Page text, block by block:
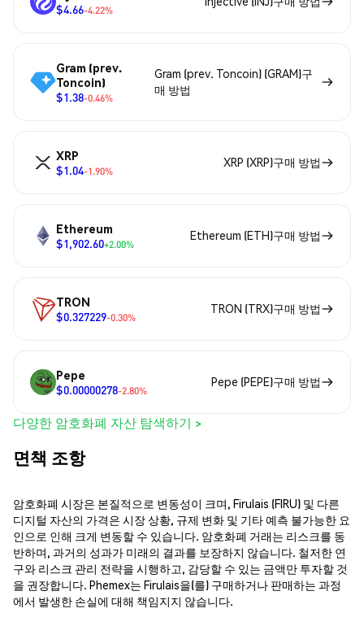
$4.66-4.22%
Gram (prev.
Toncoin)
$1.38-0.46%
Gram (prev. Toncoin) (GRAM)구
매 방법
XRP
$1.04-1.90%
XRP (XRP)구매 방법
Ethereum
$1,902.60+2.00%
Ethereum (ETH)구매 방법
TRON
$0.327229-0.30%
TRON (TRX)구매 방법
Pepe
$0.00000278-2.80%
Pepe (PEPE)구매 방법
다양한 암호화폐 자산 탐색하기 >
면책 조항
암호화폐 시장은 본질적으로 변동성이 크며, Firulais (FIRU) 및 다른
디지털 자산의 가격은 시장 상황, 규제 변화 및 기타 예측 불가능한 요
인으로 인해 크게 변동할 수 있습니다. 암호화폐 거래는 리스크를 동
반하며, 과거의 성과가 미래의 결과를 보장하지 않습니다. 철저한 연
구와 리스크 관리 전략을 시행하고, 감당할 수 있는 금액만 투자할 것
을 권장합니다. Phemex는 Firulais을(를) 구매하거나 판매하는 과정
에서 발생한 손실에 대해 책임지지 않습니다.